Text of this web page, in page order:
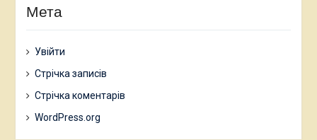
Мета
Увійти
Стрічка записів
Стрічка коментарів
WordPress.org